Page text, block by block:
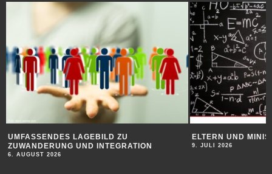
ELTERN UND MINISTER
9. JULI 2026